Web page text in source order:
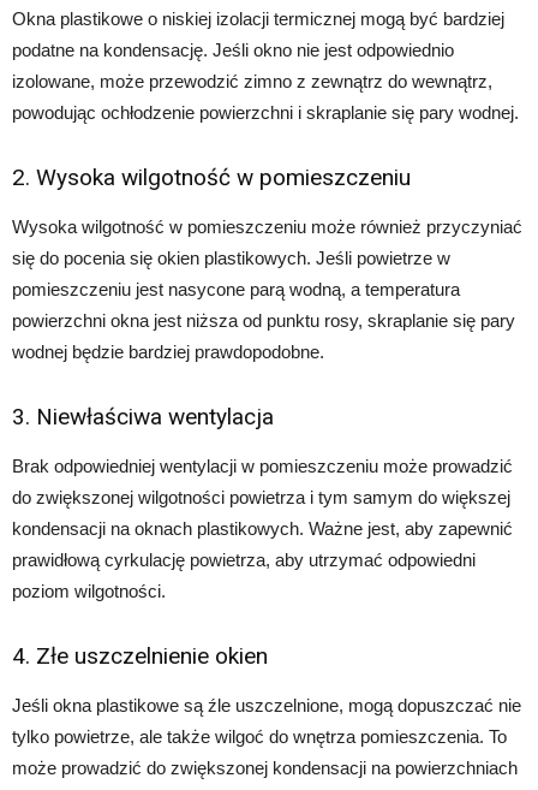
Okna plastikowe o niskiej izolacji termicznej mogą być bardziej
podatne na kondensację. Jeśli okno nie jest odpowiednio
izolowane, może przewodzić zimno z zewnątrz do wewnątrz,
powodując ochłodzenie powierzchni i skraplanie się pary wodnej.
2. Wysoka wilgotność w pomieszczeniu
Wysoka wilgotność w pomieszczeniu może również przyczyniać
się do pocenia się okien plastikowych. Jeśli powietrze w
pomieszczeniu jest nasycone parą wodną, a temperatura
powierzchni okna jest niższa od punktu rosy, skraplanie się pary
wodnej będzie bardziej prawdopodobne.
3. Niewłaściwa wentylacja
Brak odpowiedniej wentylacji w pomieszczeniu może prowadzić
do zwiększonej wilgotności powietrza i tym samym do większej
kondensacji na oknach plastikowych. Ważne jest, aby zapewnić
prawidłową cyrkulację powietrza, aby utrzymać odpowiedni
poziom wilgotności.
4. Złe uszczelnienie okien
Jeśli okna plastikowe są źle uszczelnione, mogą dopuszczać nie
tylko powietrze, ale także wilgoć do wnętrza pomieszczenia. To
może prowadzić do zwiększonej kondensacji na powierzchniach